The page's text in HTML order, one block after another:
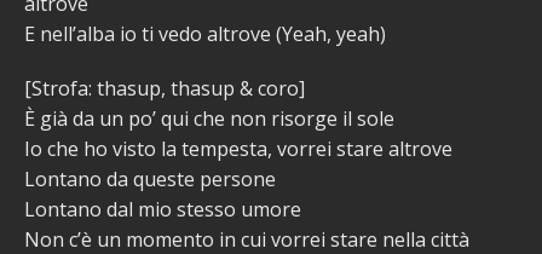
E nell’alba io ti vedo altrove (Yeah, yеah)
[Strofa: thasup, thasup & coro]
È già da un po’ qui che non risorge il sole
Io chе ho visto la tempesta, vorrei stare altrove
Lontano da queste persone
Lontano dal mio stesso umore
Non c’è un momento in cui vorrei stare nella città